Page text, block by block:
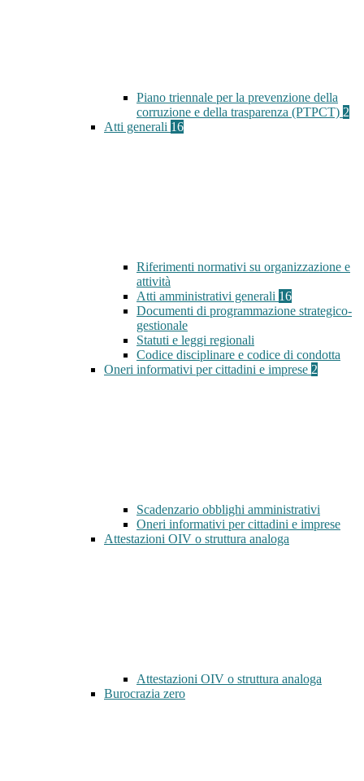
Piano triennale per la prevenzione della
corruzione e della trasparenza (PTPCT) 2
Atti generali 16
Riferimenti normativi su organizzazione e
attività
Atti amministrativi generali 16
Documenti di programmazione strategico-
gestionale
Statuti e leggi regionali
Codice disciplinare e codice di condotta
Oneri informativi per cittadini e imprese 2
Scadenzario obblighi amministrativi
Oneri informativi per cittadini e imprese
Attestazioni OIV o struttura analoga
Attestazioni OIV o struttura analoga
Burocrazia zero